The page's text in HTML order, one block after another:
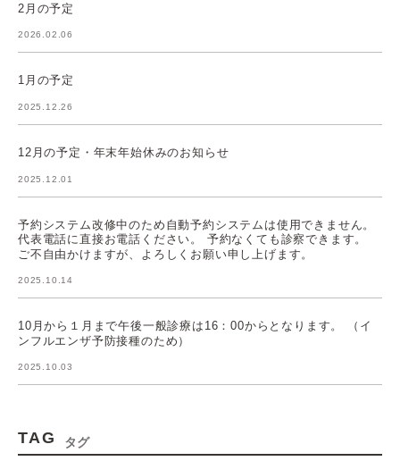
2月の予定
2026.02.06
1月の予定
2025.12.26
12月の予定・年末年始休みのお知らせ
2025.12.01
予約システム改修中のため自動予約システムは使用できません。
代表電話に直接お電話ください。 予約なくても診察できます。
ご不自由かけますが、よろしくお願い申し上げます。
2025.10.14
10月から１月まで午後一般診療は16：00からとなります。 （イ
ンフルエンザ予防接種のため）
2025.10.03
TAG タグ